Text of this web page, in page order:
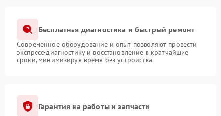
Бесплатная диагностика и быстрый ремонт
Современное оборудование и опыт позволяют провести
экспресс-диагностику и восстановление в кратчайшие
сроки, минимизируя время без устройства
Гарантия на работы и запчасти